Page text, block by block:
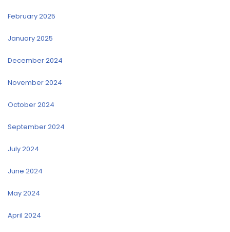
February 2025
January 2025
December 2024
November 2024
October 2024
September 2024
July 2024
June 2024
May 2024
April 2024